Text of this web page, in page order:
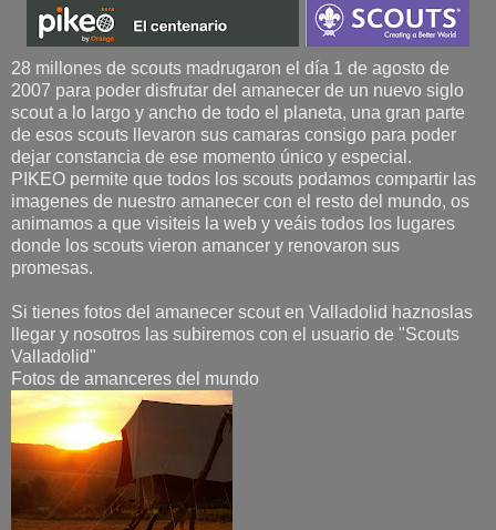
28 millones de scouts madrugaron el día 1 de agosto de
2007 para poder disfrutar del amanecer de un nuevo siglo
scout a lo largo y ancho de todo el planeta, una gran parte
de esos scouts llevaron sus camaras consigo para poder
dejar constancia de ese momento único y especial.
PIKEO permite que todos los scouts podamos compartir las
imagenes de nuestro amanecer con el resto del mundo, os
animamos a que visiteis la web y veáis todos los lugares
donde los scouts vieron amancer y renovaron sus
promesas.
Si tienes fotos del amanecer scout en Valladolid haznoslas
llegar y nosotros las subiremos con el usuario de "Scouts
Valladolid"
Fotos de amanceres del mundo